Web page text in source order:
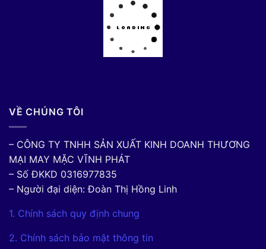
VỀ CHÚNG TÔI
– CÔNG TY TNHH SẢN XUẤT KINH DOANH THƯƠNG
MẠI MAY MẶC VĨNH PHÁT
– Số ĐKKD 0316977835
– Người đại diện: Đoàn Thị Hồng Linh
1. Chính sách quy định chung
2. Chính sách bảo mật thông tin